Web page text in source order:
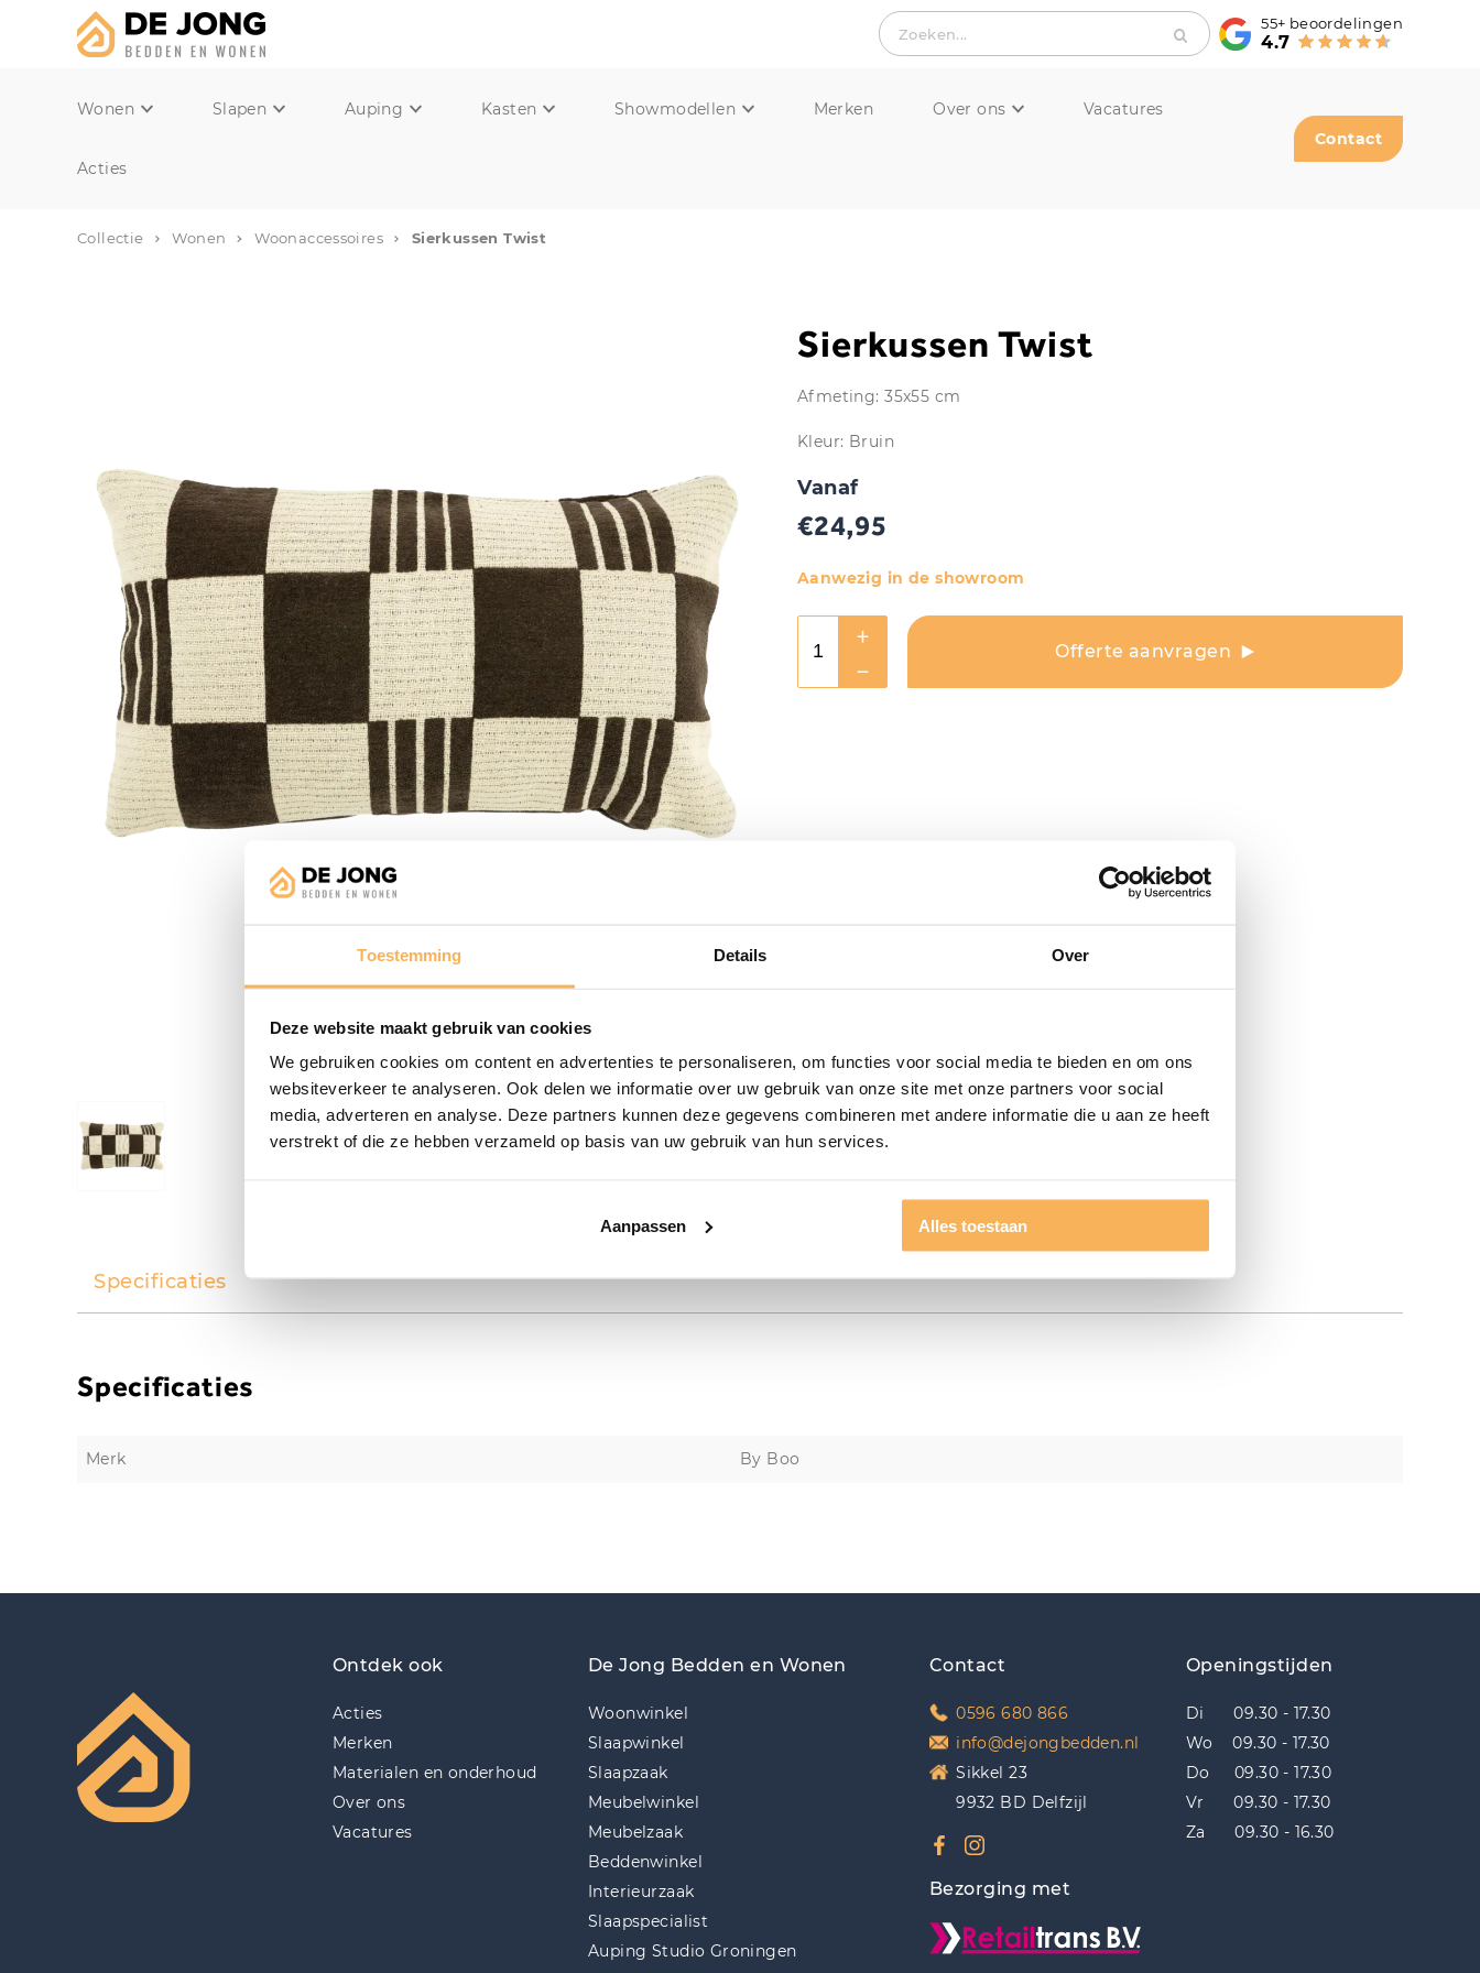
Toestemming Details Over
Deze website maakt gebruik van cookies
We gebruiken cookies om content en advertenties te personaliseren, om functies voor social media te bieden en om ons
websiteverkeer te analyseren. Ook delen we informatie over uw gebruik van onze site met onze partners voor social
media, adverteren en analyse. Deze partners kunnen deze gegevens combineren met andere informatie die u aan ze heeft
verstrekt of die ze hebben verzameld op basis van uw gebruik van hun services.
Aanpassen Alles toestaan
Zoeken...
55+ beoordelingen
4.7
Wonen Slapen Auping Kasten Showmodellen Merken Over ons Vacatures
Acties
Contact
Collectie Wonen Woonaccessoires Sierkussen Twist
Sierkussen Twist
Afmeting: 35x55 cm
Kleur: Bruin
Vanaf
€24,95
Aanwezig in de showroom
Offerte aanvragen
Specificaties
Specificaties
Merk By Boo
Ontdek ook
Acties
Merken
Materialen en onderhoud
Over ons
Vacatures
De Jong Bedden en Wonen
Woonwinkel
Slaapwinkel
Slaapzaak
Meubelwinkel
Meubelzaak
Beddenwinkel
Interieurzaak
Slaapspecialist
Auping Studio Groningen
Contact
0596 680 866
info@dejongbedden.nl
Sikkel 23
9932 BD Delfzijl
Bezorging met
Openingstijden
Di 09.30 - 17.30
Wo 09.30 - 17.30
Do 09.30 - 17.30
Vr 09.30 - 17.30
Za 09.30 - 16.30